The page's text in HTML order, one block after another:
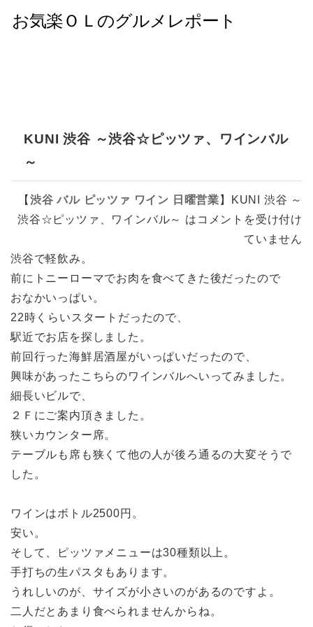
KUNI 渋谷 ～渋谷☆ピッツァ、ワインバル
～
【 渋谷 バル ピッツァ ワイン 日曜営業 】
KUNI 渋谷 ～
渋谷☆ピッツァ、ワインバル～ は コメントを受け付け
ていません
渋谷で軽飲み。
前にトニーローマでお肉を食べてきた後だったので
おなかいっぱい。
22時くらいスタートだったので、
駅近でお店を探しました。
前回行った海鮮居酒屋がいっぱいだったので、
興味があったこちらのワインバルへいってみました。
細長いビルで、
２Ｆにご案内頂きました。
狭いカウンター席。
テーブルも席も狭くて他の人が後ろ通るの大変そうで
した。
ワインはボトル2500円。
安い。
そして、ピッツァメニューは30種類以上。
手打ちの生パスタもあります。
うれしいのが、サイズが小さいのがあるのですよ。
二人だとあまり食べられませんからね。